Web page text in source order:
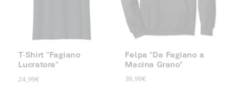
T-Shirt "Fagiano
Lucratore"
24,99€
Felpa "Da Fagiano a
Macina Grano"
39,99€